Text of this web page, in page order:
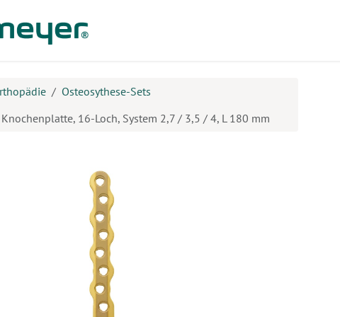
Osteosythese-Sets
16-Loch, System 2,7 / 3,5 / 4, L 180 mm